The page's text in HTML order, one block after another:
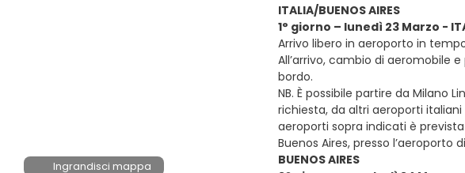
Ingrandisci mappa
ITALIA/BUENOS AIRES
1° giorno – lunedì 23 Marzo -
Arrivo libero in aeroporto in
All’arrivo, cambio di aeromobile
bordo.
NB. È possibile partire da Milano
richiesta, da altri aeroporti
aeroporti sopra indicati è
Buenos Aires, presso
BUENOS AIRES